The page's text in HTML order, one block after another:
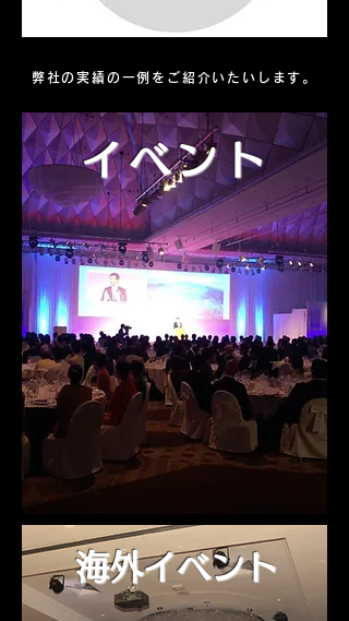
弊社の実績の一例をご紹介いたいします。
イベント
海外イベント